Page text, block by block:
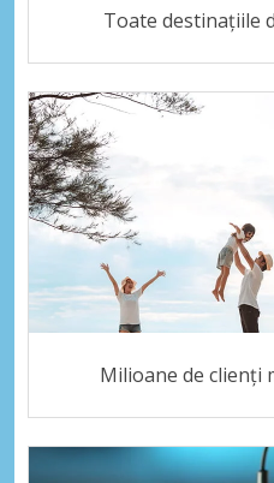
Toate destinațiile
Milioane de clienți